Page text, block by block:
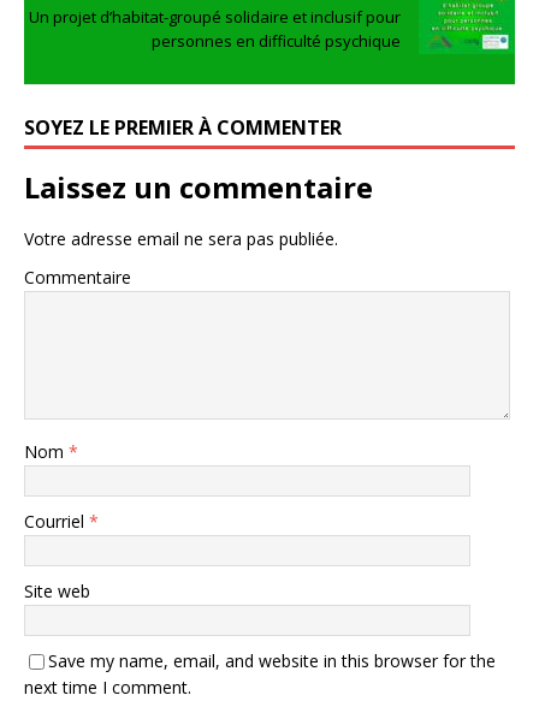
Un projet d’habitat-groupé solidaire et inclusif pour
personnes en difficulté psychique
SOYEZ LE PREMIER À COMMENTER
Laissez un commentaire
Votre adresse email ne sera pas publiée.
Commentaire
Nom *
Courriel *
Site web
Save my name, email, and website in this browser for the
next time I comment.